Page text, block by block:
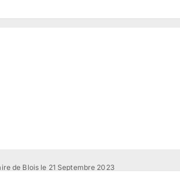
de Blois le 21 Septembre 2023